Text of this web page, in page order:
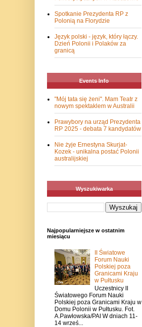
Spotkanie Prezydenta RP z
Polonią na Florydzie
Język polski - język, który łączy.
Dzień Polonii i Polaków za
granicą
Events Info
"Mój tata się żeni". Mam Teatr z
nowym spektaklem w Australii
Prawybory na urząd Prezydenta
RP 2025 - debata 7 kandydatów
Nie żyje Ernestyna Skurjat-
Kozek - unikalna postać Polonii
australijskiej
Wyszukiwarka
Najpopularniejsze w ostatnim
miesiącu
II Światowe
Forum Nauki
Polskiej poza
Granicami Kraju
w Pułtusku
Uczestnicy II
Światowego Forum Nauki
Polskiej poza Granicami Kraju w
Domu Polonii w Pułtusku. Fot.
A.Pawłowska/PAI W dniach 11-
14 wrześ...